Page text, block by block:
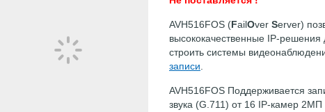
AVH516FOS (FailOver Server)
высококачественные IP-
строить системы
записи
AVH516FOS Поддерживается
звука (G.711) от 16 IP-камер